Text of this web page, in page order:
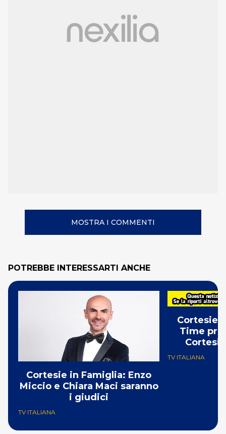
MOSTRA I COMMENTI
POTREBBE INTERESSARTI ANCHE
Cortesie in Famiglia: Enzo
Miccio e Chiara Maci saranno
i giudici
TV ITALIANA
Cortesie
Time
TV ITALIANA